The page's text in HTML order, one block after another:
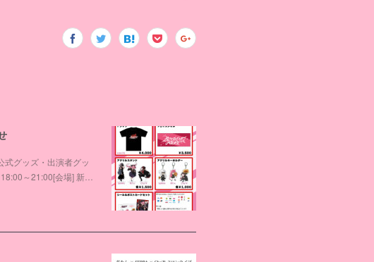
グッズ・出演者グッ
～21:00[会場] 新…